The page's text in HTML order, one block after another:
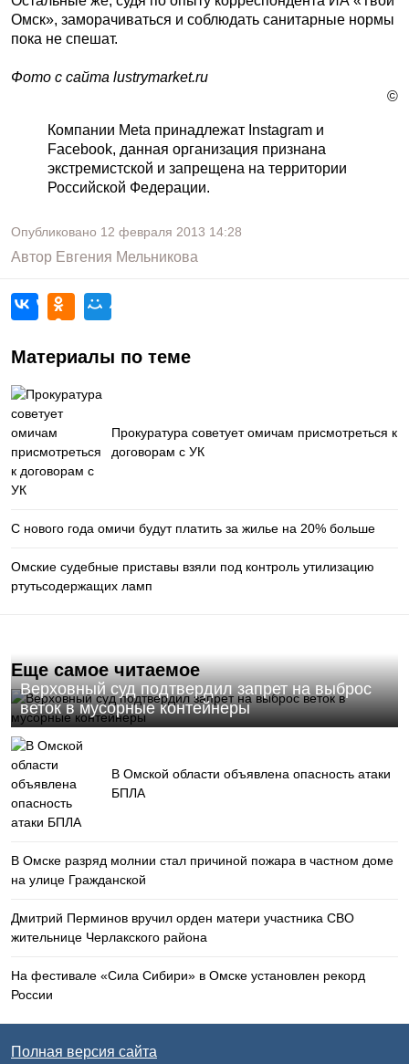
Омск», заморачиваться и соблюдать санитарные нормы
пока не спешат.
Фото с сайта lustrymarket.ru
©
Компании Meta принадлежат Instagram и
Facebook, данная организация признана
экстремистской и запрещена на территории
Российской Федерации.
Опубликовано 12 февраля 2013 14:28
Автор Евгения Мельникова
Материалы по теме
Прокуратура советует омичам присмотреться к
договорам с УК
С нового года омичи будут платить за жилье на 20% больше
Омские судебные приставы взяли под контроль утилизацию
ртутьсодержащих ламп
Еще самое читаемое
Верховный суд подтвердил запрет на выброс
веток в мусорные контейнеры
В Омской области объявлена опасность атаки
БПЛА
В Омске разряд молнии стал причиной пожара в частном доме
на улице Гражданской
Дмитрий Перминов вручил орден матери участника СВО
жительнице Черлакского района
На фестивале «Сила Сибири» в Омске установлен рекорд
России
Полная версия сайта